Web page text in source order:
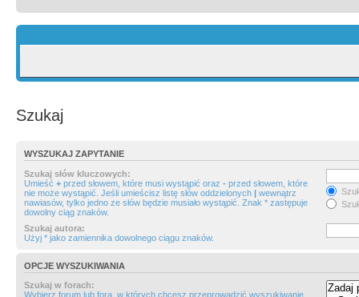
Szukaj
WYSZUKAJ ZAPYTANIE
Szukaj słów kluczowych:
Umieść + przed słowem, które musi wystąpić oraz - przed słowem, które
nie może wystąpić. Jeśli umieścisz listę słów oddzielonych | wewnątrz
nawiasów, tylko jedno ze słów będzie musiało wystąpić. Znak * zastępuje
dowolny ciąg znaków.
Szukaj autora:
Użyj * jako zamiennika dowolnego ciągu znaków.
OPCJE WYSZUKIWANIA
Szukaj w forach:
Wybierz forum lub fora, w których chcesz przeprowadzić wyszukiwanie.